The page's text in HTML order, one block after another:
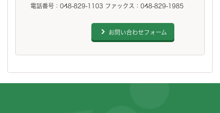
電話番号：048-829-1103 ファックス：048-829-1985
お問い合わせフォーム